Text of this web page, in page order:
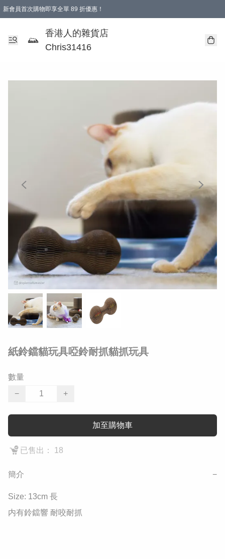
新會員首次購物即享全單 89 折優惠！
購物滿 HKD 499.00即享免運費優惠！（適用於 本地送貨、本地取貨 )
【滿 $300 專屬驚喜：無聲信物（最後一批）】
香港人的雜貨店
Chris31416
紙鈴鐺貓玩具啞鈴耐抓貓抓玩具
數量
−
+
加至購物車
已售出： 18
簡介 −
Size: 13cm 長
内有鈴鐺響 耐咬耐抓